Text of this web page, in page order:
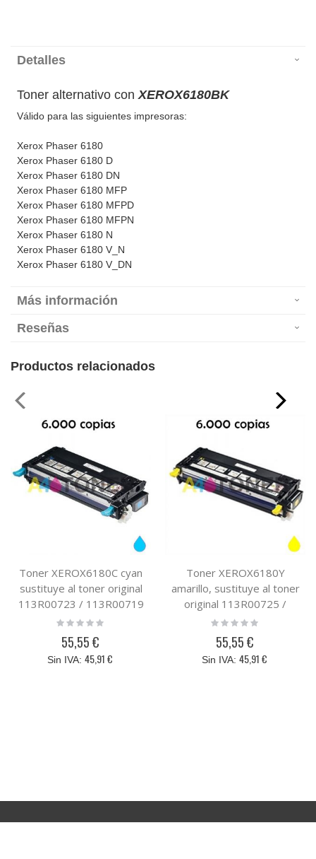
Detalles
Toner alternativo conXEROX6180BK
Válido para las siguientes impresoras:
Xerox Phaser 6180
Xerox Phaser 6180 D
Xerox Phaser 6180 DN
Xerox Phaser 6180 MFP
Xerox Phaser 6180 MFPD
Xerox Phaser 6180 MFPN
Xerox Phaser 6180 N
Xerox Phaser 6180 V_N
Xerox Phaser 6180 V_DN
Más información
Reseñas
Productos relacionados
Toner XEROX6180C cyan
sustituye al toner original
113R00723 / 113R00719
Rating:
55,55 €
45,91 €
Toner XEROX6180Y
amarillo, sustituye al toner
original 113R00725 /
113R00721
Rating:
55,55 €
45,91 €